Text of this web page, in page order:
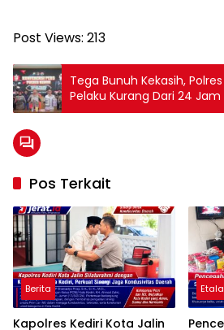
Post Views: 213
Tega Bunuh Kekasih,
Pelaku Kurang Dari 24 Jam
Pos Terkait
Berita
Kapolres Kediri Kota Jalin